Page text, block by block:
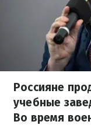
Россияне
учебные
Во время